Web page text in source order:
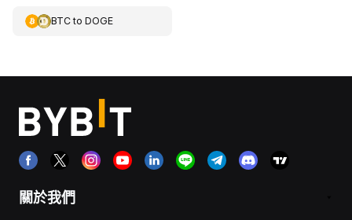
BTCto DOGE
關於我們